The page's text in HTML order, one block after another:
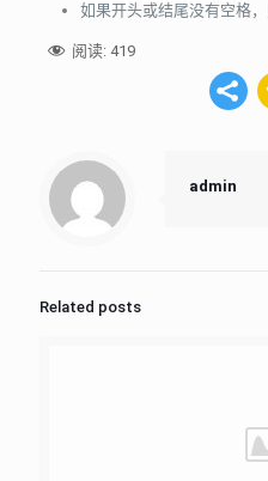
如果开头或结尾没有空格
阅读: 419
admin
Related posts